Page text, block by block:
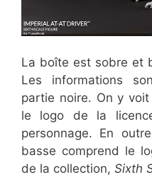
La boîte est sobre et
Les informations
partie noire. On y
le logo de la
personnage. En
basse comprend le
de la collection, Sixth